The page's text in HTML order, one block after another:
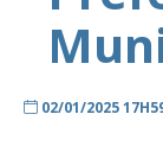
02/01/2025